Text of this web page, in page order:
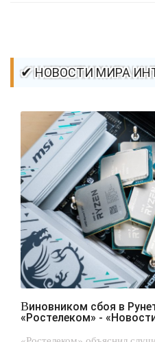
✔ НОВОСТИ МИРА
Виновником сбоя в Рунете оказался
«Ростелеком» -